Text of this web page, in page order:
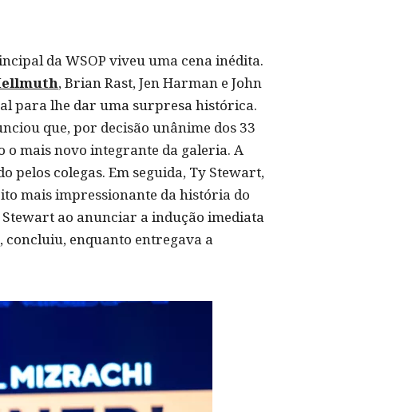
da WSOP viveu uma cena inédita.
, Brian Rast, Jen Harman e John
para lhe dar uma surpresa histórica.
que, por decisão unânime dos 33
o mais novo integrante da galeria. A
colegas. Em seguida, Ty Stewart,
mais impressionante da história do
Stewart ao anunciar a indução imediata
concluiu, enquanto entregava a